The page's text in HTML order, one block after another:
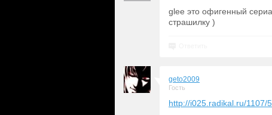
glee это офигенный
страшилку )
geto2009
Гость
http://i025.radikal.ru/1107/